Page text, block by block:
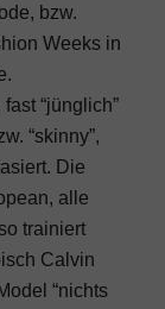
bzw.
Weeks in
“jünglich”
“skinny”,
Die
alle
trainiert
Calvin
“nichts